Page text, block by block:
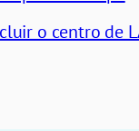
o centro de